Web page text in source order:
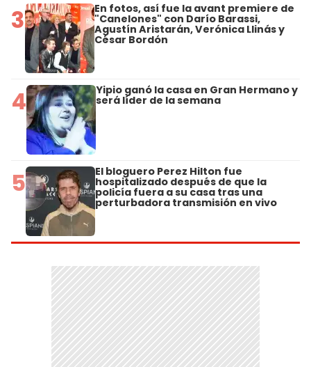
3 En fotos, así fue la avant premiere de
"Canelones" con Darío Barassi,
Agustín Aristarán, Verónica Llinás y
César Bordón
4 Yipio ganó la casa en Gran Hermano y
será líder de la semana
5 El bloguero Perez Hilton fue
hospitalizado después de que la
policía fuera a su casa tras una
perturbadora transmisión en vivo